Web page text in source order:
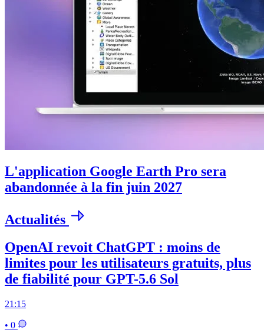
L'application Google Earth Pro sera
abandonnée à la fin juin 2027
Actualités
OpenAI revoit ChatGPT : moins de
limites pour les utilisateurs gratuits, plus
de fiabilité pour GPT-5.6 Sol
21:15
• 0